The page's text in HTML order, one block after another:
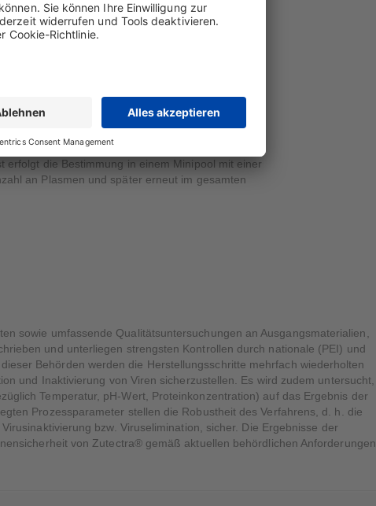
Verarbeitung auszuschließen, wenn
ein erhöhtes Risiko für die geleistete
Seit 2001 erfüllt die Biotest den "QSEAL*
Industrie (PPTA).
für die Verarbeitung zusammengestellten
zweifach mittels
(NAT-Tests). Getestet wird
DNA, HIV-RNA, HAV-RNA und Parvovirus-B19-
erfolgt die Bestimmung in einem Minipool mit einer
an Plasmen und später erneut im gesamten
sowie umfassende Qualitätsuntersuchungen an Ausgangsmaterialien,
und unterliegen strengsten Kontrollen durch nationale (PEI) und
Behörden werden die Herstellungsschritte mehrfach wiederholten
und Inaktivierung von Viren sicherzustellen. Es wird zudem untersucht,
Temperatur, pH-Wert, Proteinkonzentration) auf das Ergebnis der
Prozessparameter stellen die Robustheit des Verfahrens, d. h. die
bzw. Viruselimination, sicher. Die Ergebnisse der
von Zutectra® gemäß aktuellen behördlichen Anforderungen.